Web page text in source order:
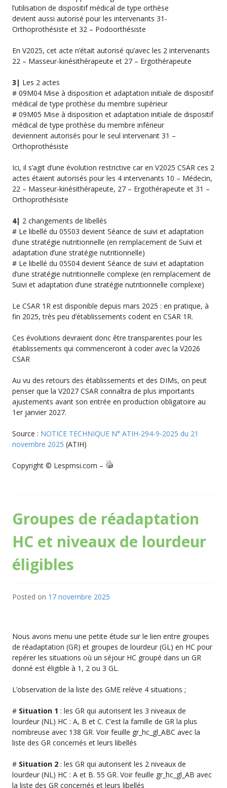
l’utilisation de dispositif médical de type orthèse
devient aussi autorisé pour les intervenants 31-
Orthoprothésiste et 32 – Podoorthésiste
En V2025, cet acte n’était autorisé qu’avec les 2 intervenants
22 – Masseur-kinésithérapeute et 27 – Ergothérapeute
3| Les 2 actes
# 09M04 Mise à disposition et adaptation initiale de dispositif
médical de type prothèse du membre supérieur
# 09M05 Mise à disposition et adaptation initiale de dispositif
médical de type prothèse du membre inférieur
deviennent autorisés pour le seul intervenant 31 –
Orthoprothésiste
Ici, il s’agit d’une évolution restrictive car en V2025 CSAR ces 2
actes étaient autorisés pour les 4 intervenants 10 – Médecin,
22 – Masseur-kinésithérapeute, 27 – Ergothérapeute et 31 –
Orthoprothésiste
4| 2 changements de libellés
# Le libellé du 05S03 devient Séance de suivi et adaptation
d’une stratégie nutritionnelle (en remplacement de Suivi et
adaptation d’une stratégie nutritionnelle)
# Le libellé du 05S04 devient Séance de suivi et adaptation
d’une stratégie nutritionnelle complexe (en remplacement de
Suivi et adaptation d’une stratégie nutritionnelle complexe)
Le CSAR 1R est disponible depuis mars 2025 : en pratique, à
fin 2025, très peu d’établissements codent en CSAR 1R.
Ces évolutions devraient donc être transparentes pour les
établissements qui commenceront à coder avec la V2026
CSAR
Au vu des retours des établissements et des DIMs, on peut
penser que la V2027 CSAR connaîtra de plus importants
ajustements avant son entrée en production obligatoire au
1er janvier 2027.
Source : NOTICE TECHNIQUE N° ATIH-294-9-2025 du 21
novembre 2025 (ATIH)
Copyright © Lespmsi.com –
Groupes de réadaptation
HC et niveaux de lourdeur
éligibles
Posted on 17 novembre 2025
Nous avons menu une petite étude sur le lien entre groupes
de réadaptation (GR) et groupes de lourdeur (GL) en HC pour
repérer les situations où un séjour HC groupé dans un GR
donné est éligible à 1, 2 ou 3 GL.
L’observation de la liste des GME relève 4 situations ;
# Situation 1 : les GR qui autorisent les 3 niveaux de
lourdeur (NL) HC : A, B et C. C’est la famille de GR la plus
nombreuse avec 138 GR. Voir feuille gr_hc_gl_ABC avec la
liste des GR concernés et leurs libellés
# Situation 2 : les GR qui autorisent les 2 niveaux de
lourdeur (NL) HC : A et B. 55 GR. Voir feuille gr_hc_gl_AB avec
la liste des GR concernés et leurs libellés